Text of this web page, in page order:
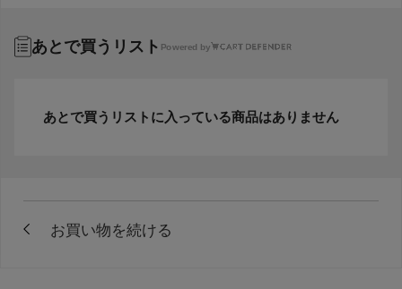
あとで買うリスト Powered by
あとで買うリストに入っている商品はありません